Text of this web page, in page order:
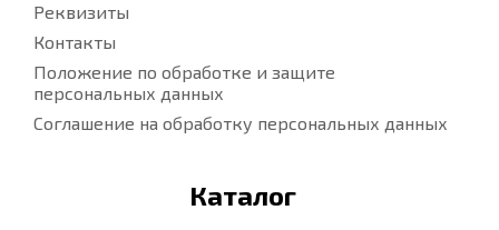
Реквизиты
Контакты
Положение по обработке и защите
персональных данных
Соглашение на обработку персональных данных
Каталог